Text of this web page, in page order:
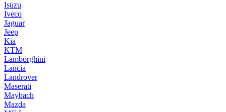
Isuzu
Iveco
Jaguar
Jeep
Kia
KTM
Lamborghini
Lancia
Landrover
Maserati
Maybach
Mazda